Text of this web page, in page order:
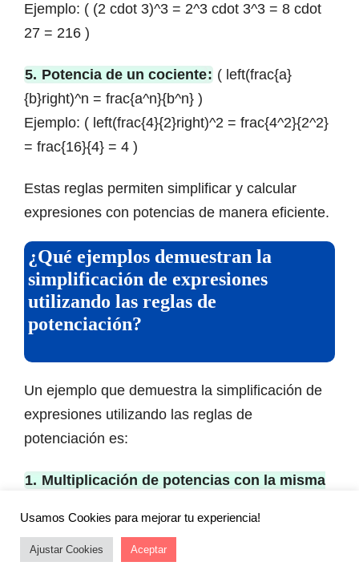
Ejemplo: ( (2 cdot 3)^3 = 2^3 cdot 3^3 = 8 cdot
27 = 216 )
5. Potencia de un cociente: ( left(frac{a}
{b}right)^n = frac{a^n}{b^n} )
Ejemplo: ( left(frac{4}{2}right)^2 = frac{4^2}{2^2}
= frac{16}{4} = 4 )
Estas reglas permiten simplificar y calcular
expresiones con potencias de manera eficiente.
¿Qué ejemplos demuestran la
simplificación de expresiones
utilizando las reglas de
potenciación?
Un ejemplo que demuestra la simplificación de
expresiones utilizando las reglas de
potenciación es:
1. Multiplicación de potencias con la misma
Ejemplo: ( 2^3 cdot 2^2 = 2^{3+2} = 2^5 = 32 )
Usamos Cookies para mejorar tu experiencia!
Ajustar Cookies Aceptar